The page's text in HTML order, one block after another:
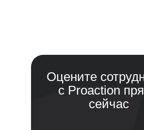
Оцените
с Proaction
сейчас